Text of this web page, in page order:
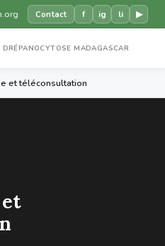
Contact f ig li ▶
MADAGASCAR
et téléconsultation